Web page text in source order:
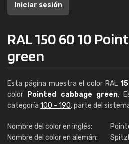
Iniciar sesión
RAL 150 60 10
green
Esta página muestra el color RAL
color
Pointed cabbage green.
categoría 100 - 190, parte del
Nombre del color en inglés:
Nombre del color en alemán: